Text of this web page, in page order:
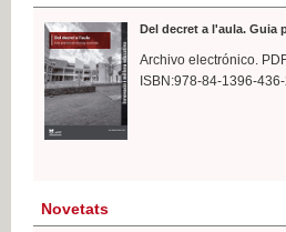
Del decret a l'aula. Guia
Archivo electrónico.
ISBN:978-84-1396-
Novetats